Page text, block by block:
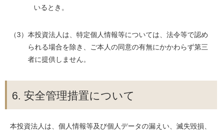
いるとき。
（3）本投資法人は、特定個人情報等については、法令等で認め
られる場合を除き、ご本人の同意の有無にかかわらず第三
者に提供しません。
6. 安全管理措置について
本投資法人は、個人情報等及び個人データの漏えい、滅失毀損、